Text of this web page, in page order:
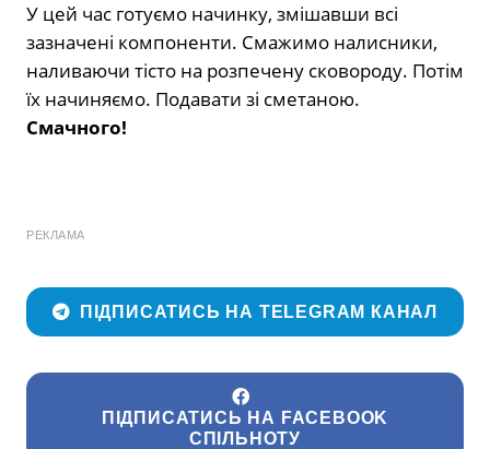
У цей час готуємо начинку, змішавши всі
зазначені компоненти. Смажимо налисники,
наливаючи тісто на розпечену сковороду. Потім
їх начиняємо. Подавати зі сметаною.
Смачного!
РЕКЛАМА
ПІДПИСАТИСЬ НА TELEGRAM КАНАЛ
ПІДПИСАТИСЬ НА FACEBOOK
СПІЛЬНОТУ